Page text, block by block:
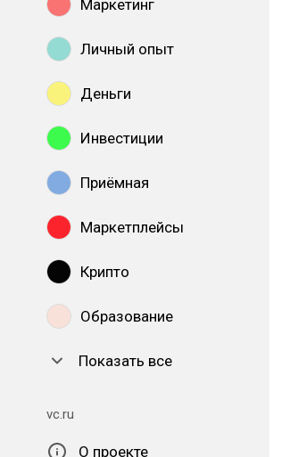
Маркетинг
Личный опыт
Деньги
Инвестиции
Приёмная
Маркетплейсы
Крипто
Образование
Показать все
vc.ru
О проекте